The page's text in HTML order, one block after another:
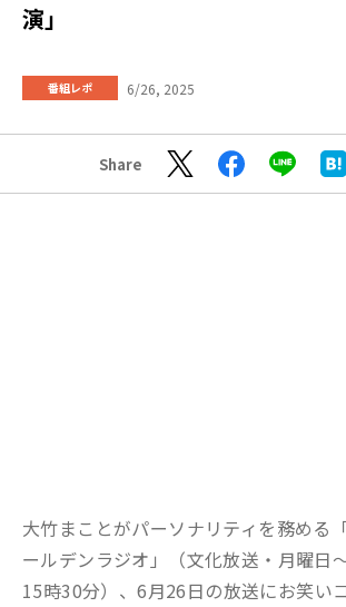
演」
番組レポ 6/26, 2025
Share
大竹まことがパーソナリティを務める
ールデンラジオ」（文化放送・月曜日
15時30分）、6月26日の放送にお笑い